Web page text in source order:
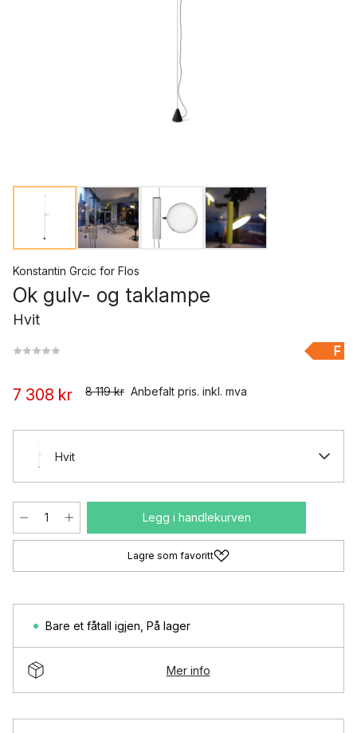
Konstantin Grcic for Flos
Ok gulv- og taklampe
Hvit
F
7 308 kr 8 119 kr Anbefalt pris. inkl. mva
Hvit
Legg i handlekurven
Lagre som favoritt
Bare et fåtall igjen På lager
Mer info